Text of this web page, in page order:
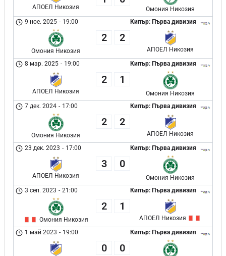
АПОЕЛ Никозия
Омония Никозия
Кипър: Първа дивизия
9 ное. 2025 - 19:00
Омония Никозия
2 2
АПОЕЛ Никозия
Кипър: Първа дивизия
8 мар. 2025 - 19:00
АПОЕЛ Никозия
2 1
Омония Никозия
Кипър: Първа дивизия
7 дек. 2024 - 17:00
Омония Никозия
2 2
АПОЕЛ Никозия
Кипър: Първа дивизия
23 дек. 2023 - 17:00
АПОЕЛ Никозия
3 0
Омония Никозия
Кипър: Първа дивизия
3 сеп. 2023 - 21:00
Омония Никозия
2 1
АПОЕЛ Никозия
Кипър: Първа дивизия
1 май 2023 - 19:00
0 0